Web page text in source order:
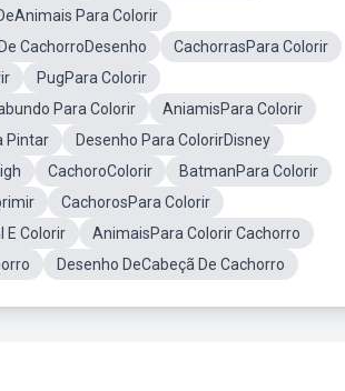
Para Colorir
CachorroDesenho
CachorrasPara Colorir
PugPara Colorir
Para Colorir
AniamisPara Colorir
Pintar
Desenho Para ColorirDisney
CachoroColorir
BatmanPara Colorir
CachorosPara Colorir
E Colorir
AnimaisPara Colorir Cachorro
Desenho DeCabeçã De Cachorro